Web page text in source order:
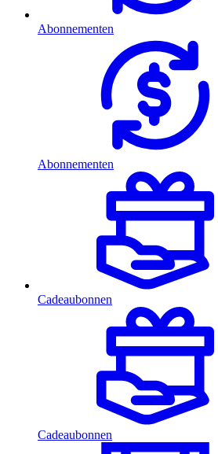
Abonnementen
Abonnementen
Cadeaubonnen
Cadeaubonnen